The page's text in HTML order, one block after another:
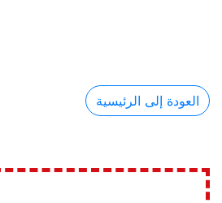
العودة إلى الرئيسية